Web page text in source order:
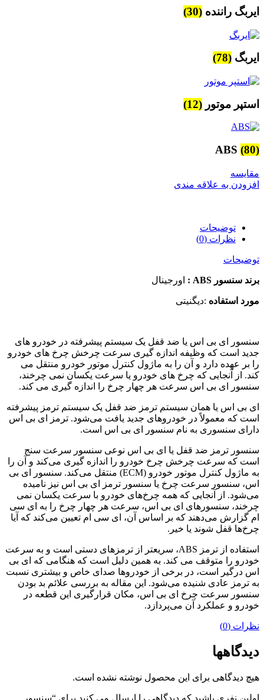
ایربگ راننده (30)
ایربگ (78)
استپر موتور (12)
ABS (80)
مقایسه
افزودن به علاقه مندی
توضیحات
نظرات (0)
توضیحات
برند سنسور ABS : اورجینال
مورد استفاده :دیگنیتی
سنسور ای بی اس یا ضد قفل یک سیستم پیشرفته در خودرو های
جدید است که وظیفه اندازه گیری سرعت چرخش چرخ های خودرو
را بر عهده دارد و آن را به ماژول کنترل موتور خودرو منتقل می
کند. از آنجایی که چرخ های خودرو یا سرعت یکسان نمی چرخند،
سنسور ای بی اس سرعت هر چهار چرخ را اندازه گیری می کند.
ای بی اس یا همان سیستم ترمز ضد قفل یک سیستم ترمز پیشرفته
است که معمولاً در خودروهای جدید یافت می‌شود. ترمز ای بی اس
دارای سنسوری به نام سنسور ای بی اس است.
سنسور ترمز ضد قفل یا ای بی اس نوعی سنسور سرعت سنج
است که سرعت چرخش چرخ خودرو را اندازه گیری می‌کند و آن را
به ماژول کنترل موتور خودرو (ECM) منتقل می‌کند. سنسور ای بی
اس، سنسور سرعت چرخ یا سنسور ترمز ای بی اس نیز نامیده
می‌شود. از آنجایی که همه چرخ‌های خودرو با سرعت یکسان نمی
چرخند، سنسورهای ای بی اس، سرعت هر چهار چرخ را به ای سی
ام گزارش می‌دهند که بر اساس آن، ای سی ام تعیین می‌کند که آیا
چرخ‌ها قفل ‌شوند یا خیر.
استفاده از ترمز ABS، سریعتر از ترمزهای دستی است و به سرعت
خودرو را متوقف می کند. به همین دلیل است که هنگامی که ای بی
اس درگیر است، در برخی از خودروها صدای خاص و بیشتری نسبت
به ترمز عادی شنیده می‌شود. این مقاله به بررسی علائم بد بودن
سنسور سرعت چرخ ای بی اس، مکان قرارگیری این قطعه در
خودرو و عملکرد آن می‌پردازد.
نظرات (0)
دیدگاهها
هیچ دیدگاهی برای این محصول نوشته نشده است.
اولین نفری باشید که دیدگاهی را ارسال می کنید برای “سنسور